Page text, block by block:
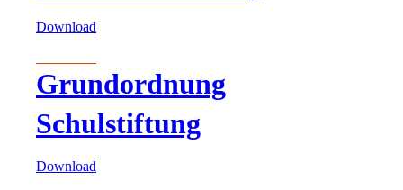
Download
Grundordnung
Schulstiftung
Download